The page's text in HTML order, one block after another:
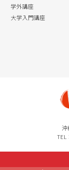
学外講座
大学入門講座
沖
TEL